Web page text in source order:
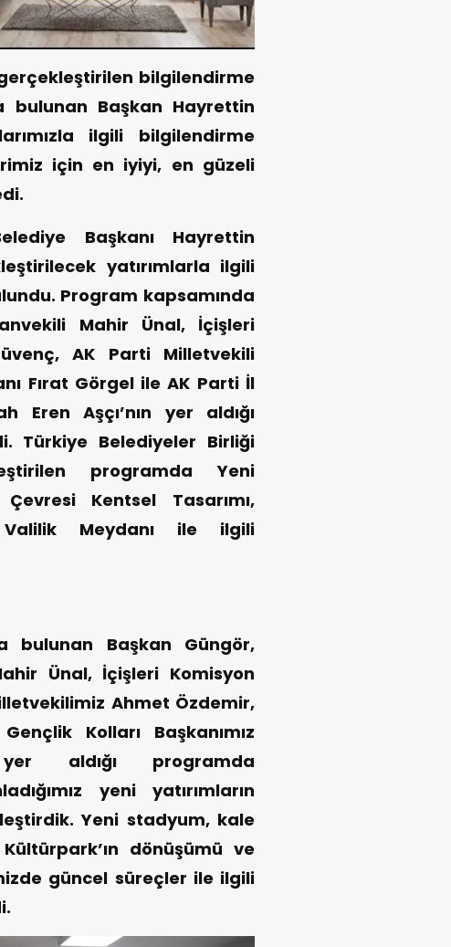
bilgilendirme
bulunan Başkan Hayrettin
ilgili bilgilendirme
için en iyiyi, en güzeli
Başkanı Hayrettin
yatırımlarla ilgili
Program kapsamında
Mahir Ünal, İçişleri
AK Parti Milletvekili
Fırat Görgel ile AK Parti İl
Eren Aşçı’nın yer aldığı
Türkiye Belediyeler Birliği
programda Yeni
Kentsel Tasarımı,
Valilik Meydanı ile ilgili
bulunan Başkan Güngör,
Ünal, İçişleri Komisyon
Ahmet Özdemir,
Kolları Başkanımız
aldığı programda
yeni yatırımların
Yeni stadyum, kale
dönüşümü ve
güncel süreçler ile ilgili